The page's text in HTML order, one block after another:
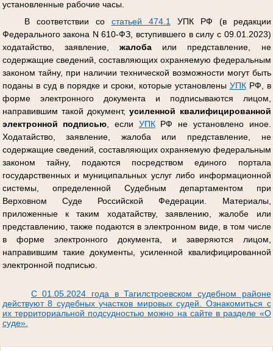
установленные рабочие часы.
В соответствии со статьей 474.1
УПК РФ (в редакции
Федерального закона N 610-ФЗ, вступившего в силу с 09.01.2023)
ходатайство, заявление, жалобаили представление, не
содержащие сведений, составляющих охраняемую федеральным
законом тайну, при наличии технической возможности могут быть
поданы в суд в порядке и сроки, которые установлены УПКРФ, в
форме электронного документа и подписываются лицом,
направившим такой документ,усиленной квалифицированной
электронной подписью , если УПКРФ не установлено иное.
Ходатайство, заявление, жалоба или представление, не
содержащие сведений, составляющих охраняемую федеральным
законом тайну, подаются посредством единого портала
государственных и муниципальных услуг либо информационной
системы, определенной Судебным департаментом при
Верховном Суде Российской Федерации. Материалы,
приложенные к таким ходатайству, заявлению, жалобе или
представлению, также подаются в электронном виде, в том числе
в форме электронного документа, и заверяются лицом,
направившим такие документы, усиленной квалифицированной
электронной подписью.
С 01.05.2024 года в Тагилстроевском судебном районе
действуют 8 судебных участков мировых судей. Ознакомиться с
их территориальной подсудностью можно на сайте в разделе «О
суде».